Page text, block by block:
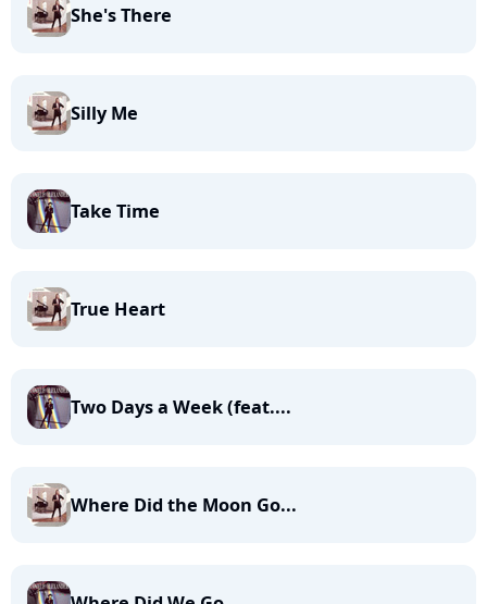
She's There
Silly Me
Take Time
True Heart
Two Days a Week (feat....
Where Did the Moon Go...